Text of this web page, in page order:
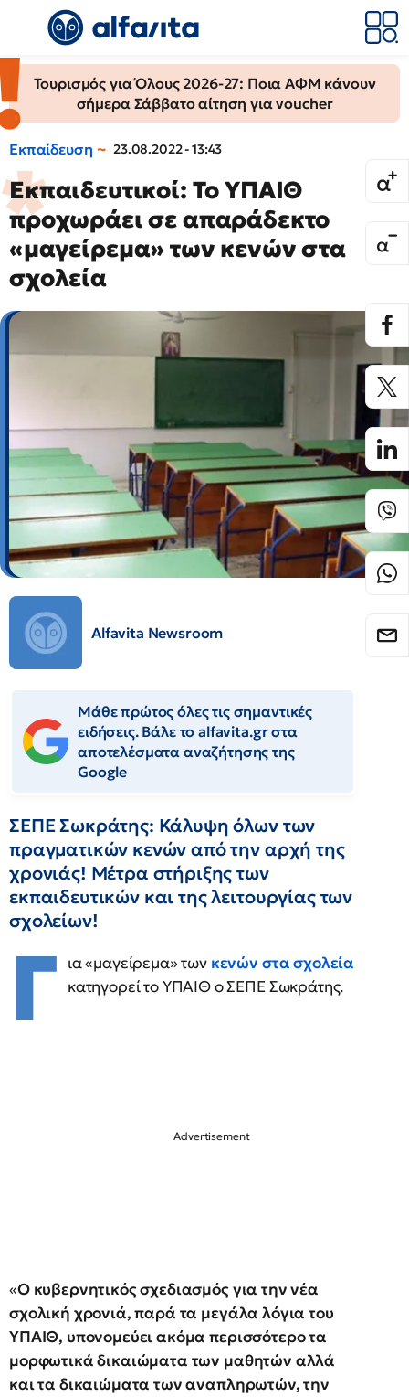
Τουρισμός για Όλους 2026-27: Ποια ΑΦΜ κάνουν
σήμερα Σάββατο αίτηση για voucher
Εκπαίδευση 23.08.2022 - 13:43
Εκπαιδευτικοί: Το ΥΠΑΙΘ
προχωράει σε απαράδεκτο
«μαγείρεμα» των κενών στα
σχολεία
Alfavita Newsroom
Μάθε πρώτος όλες τις σημαντικές
ειδήσεις. Βάλε το alfavita.gr στα
αποτελέσματα αναζήτησης της
Google
ΣΕΠΕ Σωκράτης: Κάλυψη όλων των
πραγματικών κενών από την αρχή της
χρονιάς! Μέτρα στήριξης των
εκπαιδευτικών και της λειτουργίας των
σχολείων!
Γ ια «μαγείρεμα» των κενών στα σχολεία
κατηγορεί το ΥΠΑΙΘ ο ΣΕΠΕ Σωκράτης.
«Ο κυβερνητικός σχεδιασμός για την νέα
σχολική χρονιά, παρά τα μεγάλα λόγια του
ΥΠΑΙΘ, υπονομεύει ακόμα περισσότερο τα
μορφωτικά δικαιώματα των μαθητών αλλά
και τα δικαιώματα των αναπληρωτών, την